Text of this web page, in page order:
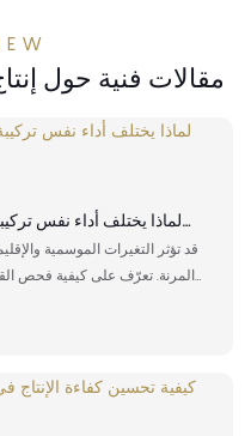
مقالات فنية حول
لماذا يختلف أداء نفس
قد تؤثر التغيرات الموسمية
المرنة. تعرّف على كيفية فحص